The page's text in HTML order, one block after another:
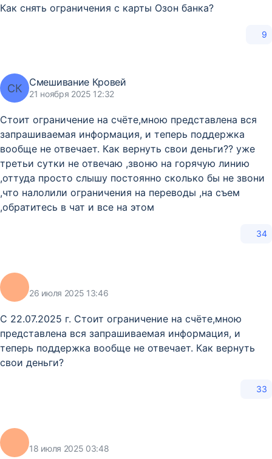
Как снять ограничения с карты Озон банка?
9
СК Смешивание Кровей
21 ноября 2025 12:32
Стоит ограничение на счёте,мною представлена вся
запрашиваемая информация, и теперь поддержка
вообще не отвечает. Как вернуть свои деньги?? уже
третьи сутки не отвечаю ,звоню на горячую линию
,оттуда просто слышу постоянно сколько бы не звони
,что налолили ограничения на переводы ,на съем
,обратитесь в чат и все на этом
34
26 июля 2025 13:46
С 22.07.2025 г. Стоит ограничение на счёте,мною
представлена вся запрашиваемая информация, и
теперь поддержка вообще не отвечает. Как вернуть
свои деньги?
33
18 июля 2025 03:48